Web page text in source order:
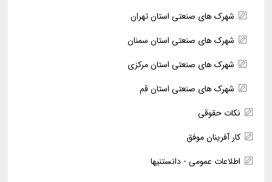
شهرک های صنعتی استان تهران
شهرک های صنعتی استان سمنان
شهرک های صنعتی استان مرکزی
شهرک های صنعتی استان قم
نکات حقوقی
کار آفرینان موفق
اطلاعات عمومی - دانستنیها